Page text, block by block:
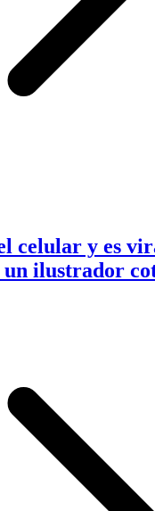
celular y es
un ilustrador